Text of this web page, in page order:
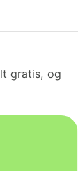
gratis, og